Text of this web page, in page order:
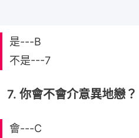
是---B
不是---7
7. 你會不會介意異地戀？
會---C